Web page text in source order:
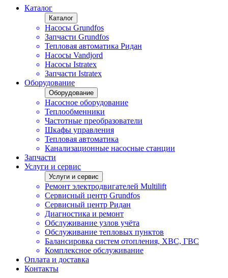
Каталог
Каталог
Насосы Grundfos
Запчасти Grundfos
Тепловая автоматика Ридан
Насосы Vandjord
Насосы Istratex
Запчасти Istratex
Оборудование
Оборудование
Насосное оборудование
Теплообменники
Частотные преобразователи
Шкафы управления
Тепловая автоматика
Канализационные насосные станции
Запчасти
Услуги и сервис
Услуги и сервис
Ремонт электродвигателей Multilift
Сервисный центр Grundfos
Сервисный центр Ридан
Диагностика и ремонт
Обслуживание узлов учёта
Обслуживание тепловых пунктов
Балансировка систем отопления, ХВС, ГВС
Комплексное обслуживание
Оплата и доставка
Контакты